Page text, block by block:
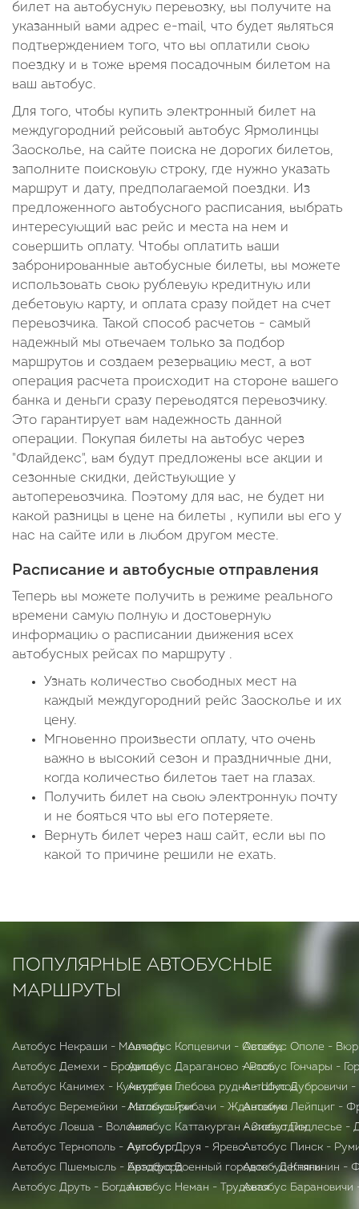
билет на автобусную перевозку, вы получите на
указанный вами адрес e-mail, что будет являться
подтверждением того, что вы оплатили свою
поездку и в тоже время посадочным билетом на
ваш автобус.
Для того, чтобы купить электронный билет на
междугородний рейсовый автобус Ярмолинцы
Заосколье, на сайте поиска не дорогих билетов,
заполните поисковую строку, где нужно указать
маршрут и дату, предполагаемой поездки. Из
предложенного автобусного расписания, выбрать
интересующий вас рейс и места на нем и
совершить оплату. Чтобы оплатить ваши
забронированные автобусные билеты, вы можете
использовать свою рублевую кредитную или
дебетовую карту, и оплата сразу пойдет на счет
перевозчика. Такой способ расчетов - самый
надежный мы отвечаем только за подбор
маршрутов и создаем резервацию мест, а вот
операция расчета происходит на стороне вашего
банка и деньги сразу переводятся перевозчику.
Это гарантирует вам надежность данной
операции. Покупая билеты на автобус через
"Флайдекс", вам будут предложены все акции и
сезонные скидки, действующие у
автоперевозчика. Поэтому для вас, не будет ни
какой разницы в цене на билеты , купили вы его у
нас на сайте или в любом другом месте.
Расписание и автобусные отправления
Теперь вы можете получить в режиме реального
времени самую полную и достоверную
информацию о расписании движения всех
автобусных рейсах по маршруту .
Узнать количество свободных мест на
каждый междугородний рейс Заосколье и их
цену.
Мгновенно произвести оплату, что очень
важно в высокий сезон и праздничные дни,
когда количество билетов тает на глазах.
Получить билет на свою электронную почту
и не бояться что вы его потеряете.
Вернуть билет через наш сайт, если вы по
какой то причине решили не ехать.
ПОПУЛЯРНЫЕ АВТОБУСНЫЕ
МАРШРУТЫ
Автобус Некраши - Молчадь
Автобус Демехи - Бродище
Автобус Канимех - Кумкурган
Автобус Веремейки - Мальковичи
Автобус Ловша - Воложин
Автобус Тернополь - Аугсбург
Автобус Пшемысль - Брэдфорд
Автобус Друть - Богданов
Автобус Копцевичи - Осовец
Автобус Дараганово - Рось
Автобус Глебова рудня - Шклов
Автобус Грибачи - Ждановичи
Автобус Каттакурган - Зиевутдин
Автобус Друя - Ярево
Автобус Военный городок - Дегтяны
Автобус Неман - Трудовая
Автобус Ополе -
Автобус Гончары -
Автобус Дубровичи -
Автобус Лейпциг -
Автобус Подлесье -
Автобус Пинск -
Автобус Княгинин -
Автобус Барановичи